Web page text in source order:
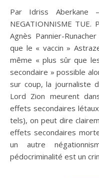
Par Idriss Aberkane – 10 févr. 2026 #PolitiqueLE
NEGATIONNISME
Agnès Pannier-
que le « vaccin »
même « plus sûr que
secondaire » possible
sur coup, la journaliste
Lord Zion meurent
effets secondaires
tels), on peut dire
effets secondaires
un autre
pédocriminalité est un